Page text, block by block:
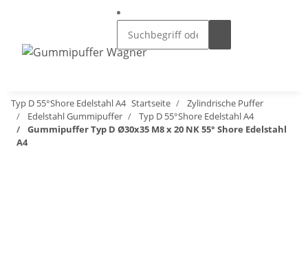
Typ D 55°Shore Edelstahl A4 Startseite
Zylindrische Puffer
Edelstahl Gummipuffer
Typ D 55°Shore Edelstahl A4
Gummipuffer Typ D Ø30x35 M8 x 20 NK 55° Shore Edelstahl
A4